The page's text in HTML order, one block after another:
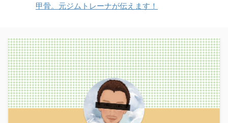
甲骨。元ジムトレーナが伝えます！